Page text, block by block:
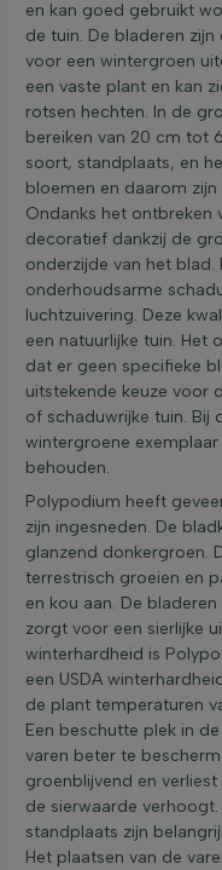
en kan goed gebruikt
de tuin. De bladeren
voor een wintergroen
een vaste plant en kan
rotsen hechten. In de
bereiken van 20 cm tot
soort, standplaats, en
bloemen en daarom
Ondanks het ontbreken
decoratief dankzij de
onderzijde van het blad.
onderhoudsarme
luchtzuivering. Deze
een natuurlijke tuin. Het
dat er geen specifieke
uitstekende keuze voor
of schaduwrijke tuin. Bij
wintergroene
behouden.
Polypodium heeft
zijn ingesneden. De
glanzend donkergroen.
terrestrisch groeien en
en kou aan. De
zorgt voor een sierlijke
winterhardheid is
een USDA
de plant temperaturen
Een beschutte plek in
varen beter te
groenblijvend en
de sierwaarde
standplaats zijn
Het plaatsen van de